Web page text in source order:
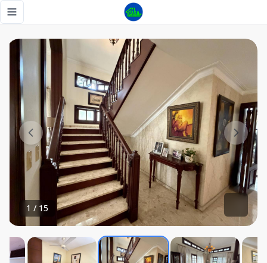
Toggle navigation menu
1 / 15
Casa en las praderas residencial cerrado - Tu Casa RD